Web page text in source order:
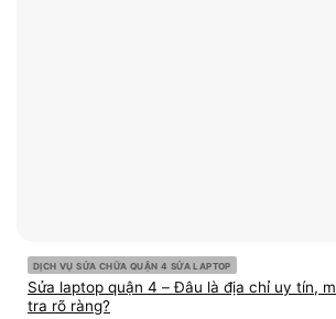
DỊCH VỤ SỬA CHỮA QUẬN 4 SỬA LAPTOP
Sửa laptop quận 4 – Đâu là địa chỉ uy tín,
tra rõ ràng?